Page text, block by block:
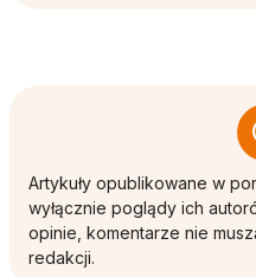
Artykuły opublikowane w
wyłącznie poglądy ich
opinie, komentarze nie
redakcji.